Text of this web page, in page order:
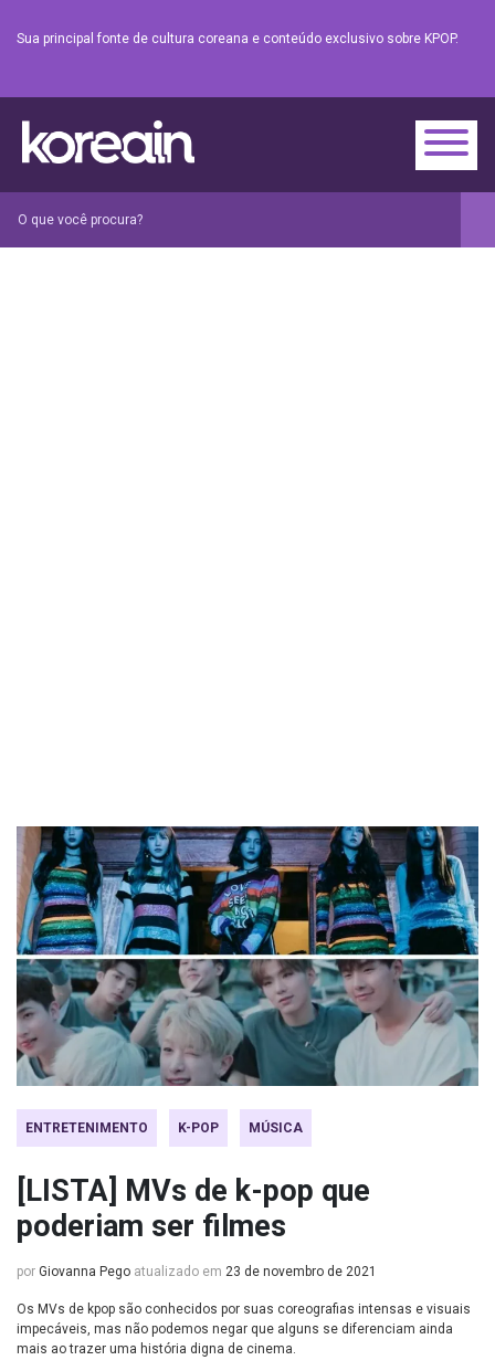
Sua principal fonte de cultura coreana e conteúdo exclusivo sobre KPOP.
ENTRETENIMENTO K-POP MÚSICA
[LISTA] MVs de k-pop que
poderiam ser filmes
por Giovanna Pego atualizado em 23 de novembro de 2021
Os MVs de kpop são conhecidos por suas coreografias intensas e visuais
impecáveis, mas não podemos negar que alguns se diferenciam ainda
mais ao trazer uma história digna de cinema.